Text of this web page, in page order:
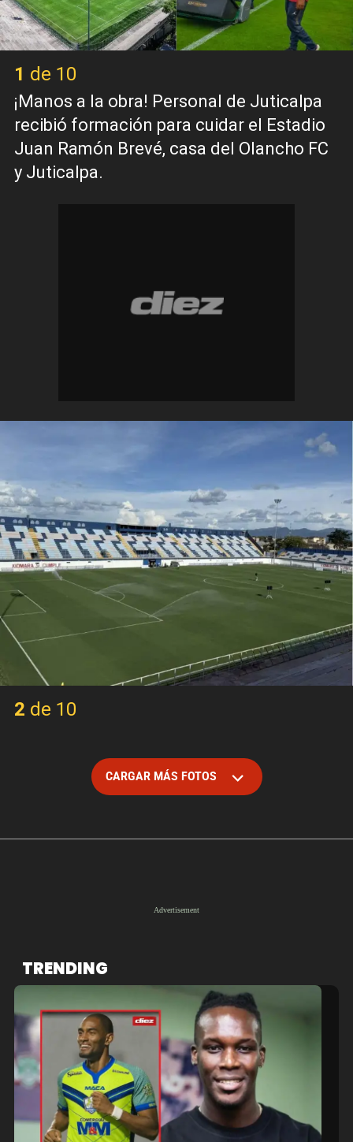
1 de 10
¡Manos a la obra! Personal de Juticalpa
recibió formación para cuidar el Estadio
Juan Ramón Brevé, casa del Olancho FC
y Juticalpa.
2 de 10
CARGAR MÁS FOTOS
TRENDING